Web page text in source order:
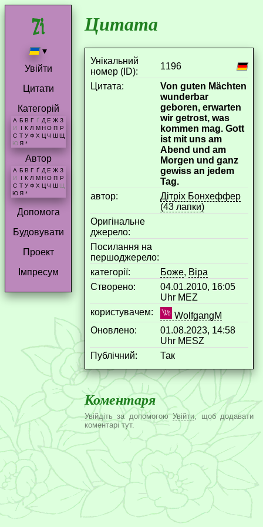
▾
Увійти
Цитати
Категорій
А Б В Г Ґ Д Е Ж З
И
І К Л М Н О П Р
С Т У Ф Х Ц Ч Ш Щ
Ю Я *
Автор
А Б В Г Ґ Д Е Ж З
И
К Л М Н О П Р
С Т У Ф Х Ц Ч Ш Щ
Ю Я *
Допомога
Будовувати
Проект
Імпресум
Цитата
Унікальний
номер (ID):
1196
Цитата:
Von guten Mächten
wunderbar
geboren, erwarten
wir getrost, was
kommen mag. Gott
ist mit uns am
Abend und am
Morgen und ganz
gewiss an jedem
Tag.
aвтор:
Дітріх Бонхеффер
(43 лапки)
Оригінальне
джерело:
Посилання на
першоджерело:
категорії:
Боже, Віра
Створено:
04.01.2010, 16:05
Uhr MEZ
користувачем:
WolfgangM
Оновлено:
01.08.2023, 14:58
Uhr MESZ
Публічний:
Так
Коментаря
Увійдіть за допомогоюУвійти, щоб додавати
коментарі тут.